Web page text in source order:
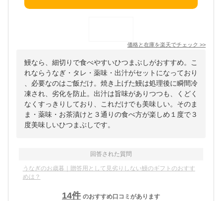
価格と在庫を楽天でチェック >>
鰻なら、細切りで食べやすいひつまぶしがおすすめ。こ
れならうなぎ・タレ・薬味・出汁がセットになっており
、必要なのはご飯だけ。焼き上げた鰻は処理後に瞬間冷
凍され、劣化を防止。出汁は旨味がありつつも、くどく
なくすっきりしており、これだけでも美味しい。そのま
ま・薬味・お茶漬けと３通りの食べ方が楽しめ１度で３
度美味しいひつまぶしです。
回答された質問
うなぎのお歳暮｜贈答用として見劣りしない鰻のギフトのおすす
めは？
14件 のおすすめ口コミがあります